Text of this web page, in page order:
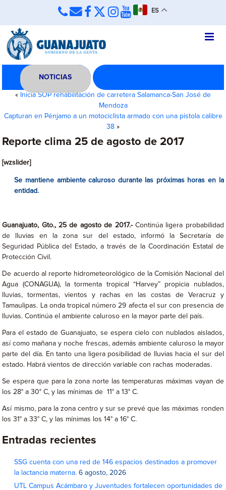
ES
NOTICIAS
« Inicia SOP rehabilitación de carretera Salamanca-San José de
Mendoza
Capturan en Pénjamo a un motociclista armado con una pistola calibre
38 »
Reporte clima 25 de agosto de 2017
[wzslider]
Se mantiene ambiente caluroso durante las próximas horas en la
entidad.
Guanajuato, Gto., 25 de agosto de 2017.- Continúa ligera probabilidad
de lluvias en la zona sur del estado, informó la Secretaría de
Seguridad Pública del Estado, a través de la Coordinación Estatal de
Protección Civil.
De acuerdo al reporte hidrometeorológico de la Comisión Nacional del
Agua (CONAGUA), la tormenta tropical “Harvey” propicia nublados,
lluvias, tormentas, vientos y rachas en las costas de Veracruz y
Tamaulipas. La onda tropical número 29 afecta el sur con presencia de
lluvias. Continúa el ambiente caluroso en la mayor parte del país.
Para el estado de Guanajuato, se espera cielo con nublados aislados,
así como mañana y noche frescas, además ambiente caluroso la mayor
parte del día. En tanto una ligera posibilidad de lluvias hacia el sur del
estado. Habrá vientos de dirección variable con rachas moderadas.
Se espera que para la zona norte las temperaturas máximas vayan de
los 28° a 30° C, y las mínimas de 11° a 13° C.
Así mismo, para la zona centro y sur se prevé que las máximas ronden
los 31° a 33° C, y las mínimas los 14° a 16° C.
Entradas recientes
SSG cuenta con una red de 146 espacios destinados a promover
la lactancia materna. 6 agosto, 2026
UTL Campus Acámbaro y Juventudes fortalecen oportunidades de